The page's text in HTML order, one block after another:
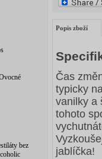
bez
Popis zboží
Čas
typicky
vanilky a
tohoto
jablíčka!